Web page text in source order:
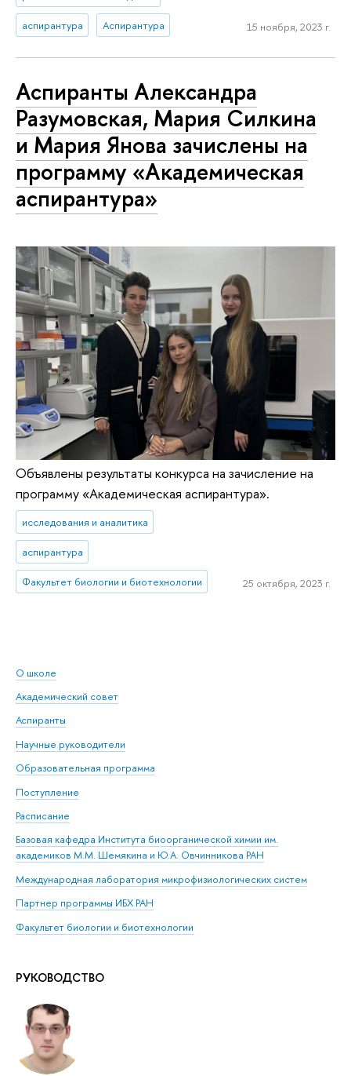
О школе
Академический совет
Аспиранты
Научные руководители
Образовательная программа
Поступление
Расписание
Базовая кафедра Института биоорганической химии им.
академиков М.М. Шемякина и Ю.А. Овчинникова РАН
Международная лаборатория микрофизиологических систем
Партнер программы ИБХ РАН
Факультет биологии и биотехнологии
РУКОВОДСТВО
аспирантура Аспирантура 15 ноября, 2023 г.
Аспиранты Александра
Разумовская, Мария Силкина
и Мария Янова зачислены на
программу «Ака­де­ми­че­ская
аспирантура»
Объявлены результаты конкурса на зачисление на
программу «Академическая аспирантура».
исследования и аналитика
аспирантура
Факультет биологии и биотехнологии 25 октября, 2023 г.